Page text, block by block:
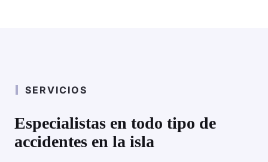
SERVICIOS
Especialistas en todo tipo de
accidentes en la isla